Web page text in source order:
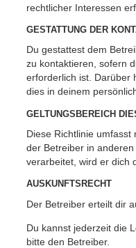
rechtlicher Interessen
GESTATTUNG DER
Du gestattest dem
zu kontaktieren, sofern
erforderlich ist. Darüber
dies in deinem
GELTUNGSBEREICH
Diese Richtlinie
der Betreiber in
verarbeitet, wird er dich
AUSKUNFTSRECHT
Der Betreiber erteilt dir
Du kannst jederzeit die
bitte den Betreiber.